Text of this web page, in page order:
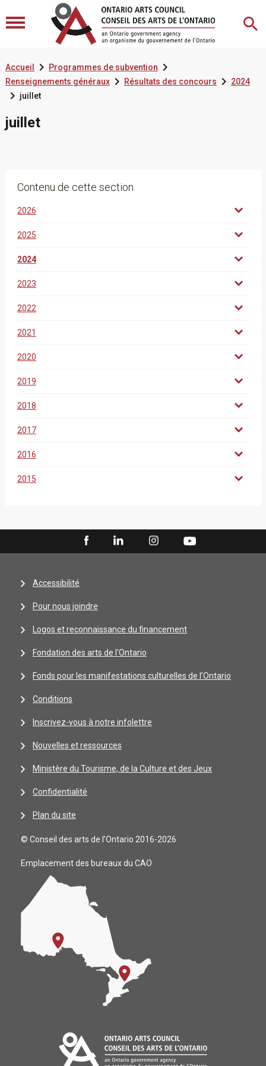
Accueil  Programmes de subvention
Renseignements généraux Résultats des concours 2024
juillet
juillet
Contenu de cette section
2026
2025
2024
2023
2022
2021
2020
2019
2018
2017
2016
2015
Accessibilité
Pour nous joindre
Logos et reconnaissance du financement
Fondation des arts de l'Ontario
Fonds pour les manifestations culturelles de l’Ontario
Conditions
Inscrivez-vous à notre infolettre
Nouvelles et ressources
Ministère du Tourisme, de la Culture et des Jeux
Confidentialité
Plan du site
© Conseil des arts de l’Ontario 2016-2026
Emplacement des bureaux du CAO